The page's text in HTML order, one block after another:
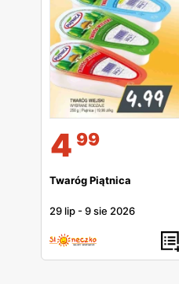
4 99
Twaróg Piątnica
29 lip -9 sie 2026